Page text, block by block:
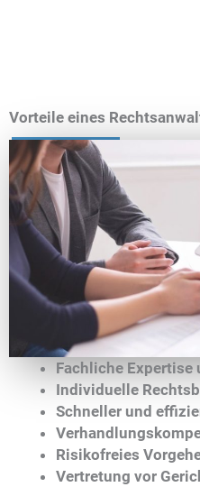
Vorteile eines
Fachliche Expertise
Individuelle
Schneller und
Risikofreies
Vertretung vor